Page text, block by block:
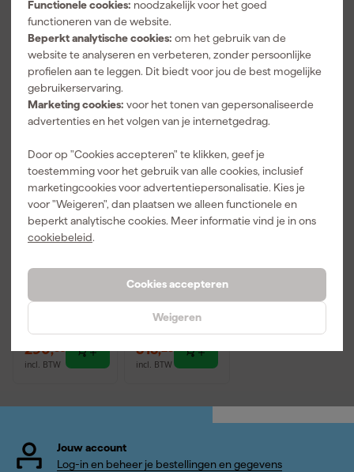
Functionele cookies: noodzakelijk voor het goed
functioneren van de website.
Beperkt analytische cookies: om het gebruik van de
website te analyseren en verbeteren, zonder persoonlijke
profielen aan te leggen. Dit biedt voor jou de best mogelijke
gebruikerservaring.
Marketing cookies: voor het tonen van gepersonaliseerde
advertenties en het volgen van je internetgedrag.
Door op "Cookies accepteren" te klikken, geef je
toestemming voor het gebruik van alle cookies, inclusief
marketingcookies voor advertentiepersonalisatie. Kies je
voor "Weigeren", dan plaatsen we alleen functionele en
beperkt analytische cookies. Meer informatie vind je in ons
cookiebeleid.
Cookies accepteren
Weigeren
Vaak gekocht met
Gratis product
Bosch GSR
18V-65 18V Li-
Ion accu
machine set
accu) in L-
Morgen
290,39
incl. BTW
Bosch GSR
(2x2.0Ah
accu) in L-
Boxx
Morgen
bezorgd
318,25
incl. BTW
Jouw account
Log-in en beheer je bestellingen en gegevens